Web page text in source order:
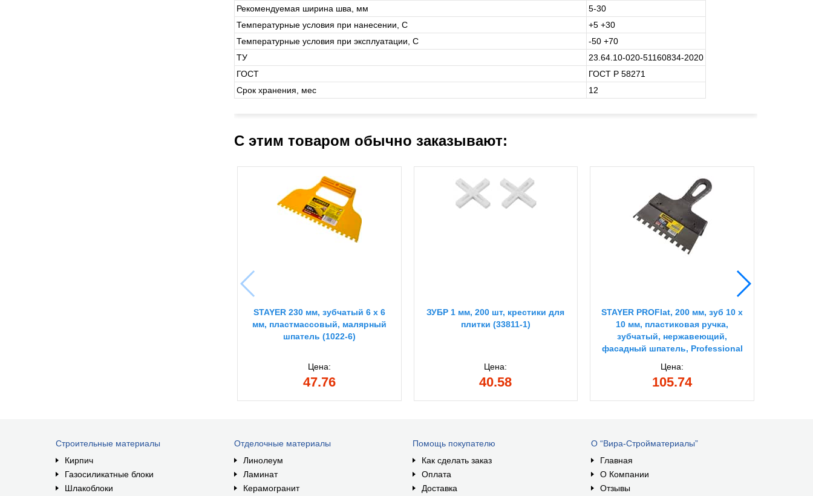
Рекомендуемая ширина шва, мм
5-30
Температурные условия при нанесении, С
+5 +30
Температурные условия при эксплуатации, С
-50 +70
ТУ
23.64.10-020-51160834-2020
ГОСТ
ГОСТ Р 58271
Срок хранения, мес
12
С этим товаром обычно заказывают:
STAYER 230 мм, зубчатый 6 х 6
мм, пластмассовый, малярный
шпатель (1022-6)
Цена:
47.76
ЗУБР 1 мм, 200 шт, крестики для
плитки (33811-1)
Цена:
40.58
STAYER PROFlat, 200 мм, зуб 10 х
10 мм, пластиковая ручка,
зубчатый, нержавеющий,
фасадный шпатель, Professional
Цена:
105.74
Строительные материалы
Кирпич
Газосиликатные блоки
Шлакоблоки
Отделочные материалы
Линолеум
Ламинат
Керамогранит
Помощь покупателю
Как сделать заказ
Оплата
Доставка
О “Вира-Стройматериалы”
Главная
О Компании
Отзывы